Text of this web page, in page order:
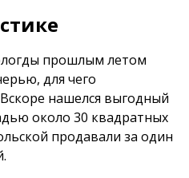
прошлым летом
для чего
нашелся выгодный
около 30 квадратных
продавали за один